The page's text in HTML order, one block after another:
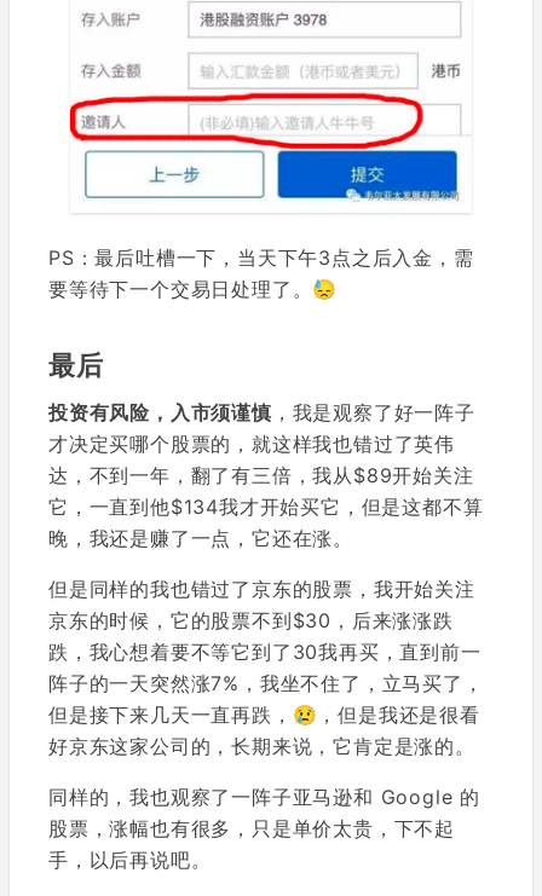
PS：最后吐槽一下，当天下午3点之后入金，需
要等待下一个交易日处理了。😓
最后
投资有风险，入市须谨慎 ，我是观察了好一阵子
才决定买哪个股票的，就这样我也错过了英伟
达，不到一年，翻了有三倍，我从$89开始关注
它，一直到他$134我才开始买它，但是这都不算
晚，我还是赚了一点，它还在涨。
但是同样的我也错过了京东的股票，我开始关注
京东的时候，它的股票不到$30，后来涨涨跌
跌，我心想着要不等它到了30我再买，直到前一
阵子的一天突然涨7%，我坐不住了，立马买了，
但是接下来几天一直再跌，😢，但是我还是很看
好京东这家公司的，长期来说，它肯定是涨的。
同样的，我也观察了一阵子亚马逊和 Google 的
股票，涨幅也有很多，只是单价太贵，下不起
手，以后再说吧。